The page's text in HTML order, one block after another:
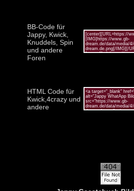
BB-Code für
Jappy, Kwick,
Knuddels, Spin
und andere
Foren
HTML Code für
Kwick,4crazy und
andere